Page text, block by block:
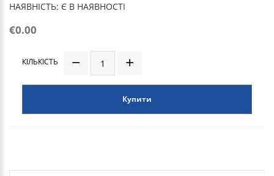
НАЯВНІСТЬ: Є В НАЯВНОСТІ
€0.00
КІЛЬКІСТЬ
Купити